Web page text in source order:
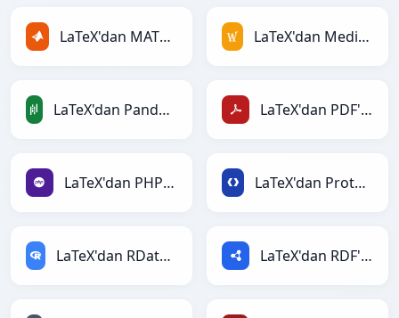
LaTeX'dan MATLAB'ye LaTeX'dan MediaWiki'ye
LaTeX'dan PandasDataFrame'ye LaTeX'dan PDF'ye
LaTeX'dan PHP'ye LaTeX'dan Protobuf'ye
LaTeX'dan RDataFrame'ye LaTeX'dan RDF'ye